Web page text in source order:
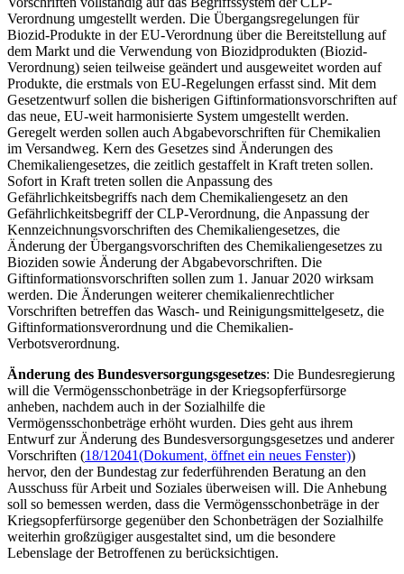
Verordnung umgestellt werden. Die Übergangsregelungen für
Biozid-Produkte in der EU-Verordnung über die Bereitstellung auf
dem Markt und die Verwendung von Biozidprodukten (Biozid-
Verordnung) seien teilweise geändert und ausgeweitet worden auf
Produkte, die erstmals von EU-Regelungen erfasst sind. Mit dem
Gesetzentwurf sollen die bisherigen Giftinformationsvorschriften auf
das neue, EU-weit harmonisierte System umgestellt werden.
Geregelt werden sollen auch Abgabevorschriften für Chemikalien
im Versandweg. Kern des Gesetzes sind Änderungen des
Chemikaliengesetzes, die zeitlich gestaffelt in Kraft treten sollen.
Sofort in Kraft treten sollen die Anpassung des
Gefährlichkeitsbegriffs nach dem Chemikaliengesetz an den
Gefährlichkeitsbegriff der CLP-Verordnung, die Anpassung der
Kennzeichnungsvorschriften des Chemikaliengesetzes, die
Änderung der Übergangsvorschriften des Chemikaliengesetzes zu
Bioziden sowie Änderung der Abgabevorschriften. Die
Giftinformationsvorschriften sollen zum 1. Januar 2020 wirksam
werden. Die Änderungen weiterer chemikalienrechtlicher
Vorschriften betreffen das Wasch- und Reinigungsmittelgesetz, die
Giftinformationsverordnung und die Chemikalien-
Verbotsverordnung.
Änderung des Bundesversorgungsgesetzes: Die Bundesregierung
will die Vermögensschonbeträge in der Kriegsopferfürsorge
anheben, nachdem auch in der Sozialhilfe die
Vermögensschonbeträge erhöht wurden. Dies geht aus ihrem
Entwurf zur Änderung des Bundesversorgungsgesetzes und anderer
Vorschriften (18/12041(Dokument, öffnet ein neues Fenster))
hervor, den der Bundestag zur federführenden Beratung an den
Ausschuss für Arbeit und Soziales überweisen will. Die Anhebung
soll so bemessen werden, dass die Vermögensschonbeträge in der
Kriegsopferfürsorge gegenüber den Schonbeträgen der Sozialhilfe
weiterhin großzügiger ausgestaltet sind, um die besondere
Lebenslage der Betroffenen zu berücksichtigen.